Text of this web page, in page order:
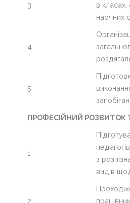
3
в
наочних
4
5
ПРОФЕСІЙНИЙ РОЗВИТОК
1
з
видів
2